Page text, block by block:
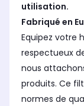
utilisation.
Fabriqué en
Equipez votre
respectueux
nous
produits. Ce
normes de